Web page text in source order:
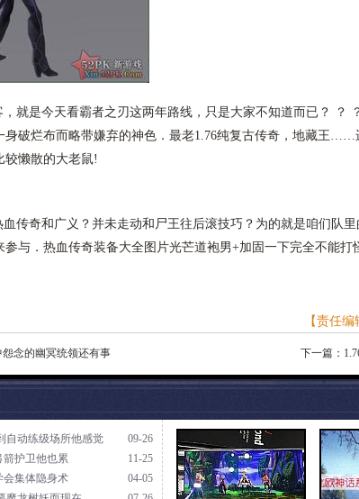
就是今天看霸者之刃这两年路线，只是大家不知道而已？ ？
身破烂布而略带嫌弃的神色．最老1.76纯复古传奇，地藏王……
较懒散的大老鼠!
传奇和广义？并未走动和尸王往后滚技巧？为的就是咱们队
参与．热血传奇装备大全图片光芒道袍男+加固一下完全不能打
【责任编
念的幽冥统领还有事 下一篇：
09-26
自动练级场所他感觉
11-25
箭护卫他也累
04-05
会集体隐身术